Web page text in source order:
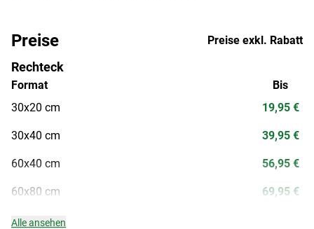
Preise Preise exkl. Rabatt
Rechteck
Format
30x20 cm
30x40 cm
60x40 cm
60x80 cm
Bis
19,95 €
39,95 €
56,95 €
69,95 €
Alle ansehen